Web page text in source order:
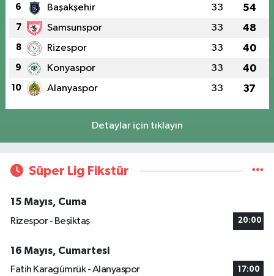
6 Başakşehir 33 54
7 Samsunspor 33 48
8 Rizespor 33 40
9 Konyaspor 33 40
10 Alanyaspor 33 37
Detaylar için tıklayın
Süper Lig Fikstür
15 Mayıs, Cuma
Rizespor - Beşiktaş
20:00
16 Mayıs, Cumartesi
Fatih Karagümrük - Alanyaspor
17:00